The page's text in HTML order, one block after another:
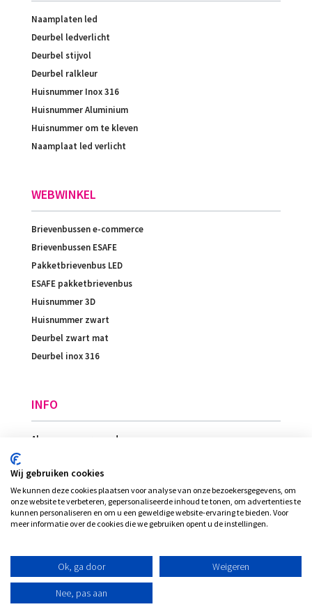
Naamplaten led
Deurbel ledverlicht
Deurbel stijvol
Deurbel ralkleur
Huisnummer Inox 316
Huisnummer Aluminium
Huisnummer om te kleven
Naamplaat led verlicht
WEBWINKEL
Brievenbussen e-commerce
Brievenbussen ESAFE
Pakketbrievenbus LED
ESAFE pakketbrievenbus
Huisnummer 3D
Huisnummer zwart
Deurbel zwart mat
Deurbel inox 316
INFO
Algemene voorwaarden
Levering
Ligging
© Plexi-view - INVENT bvba, alle rechten
voorbehouden
Wij gebruiken cookies
We kunnen deze cookies plaatsen voor analyse van onze bezoekersgegevens, om
onze website te verbeteren, gepersonaliseerde inhoud te tonen, om advertenties te
kunnen personaliseren en om u een geweldige website-ervaring te bieden. Voor
meer informatie over de cookies die we gebruiken opent u de instellingen.
Ok, ga door Weigeren
Nee, pas aan